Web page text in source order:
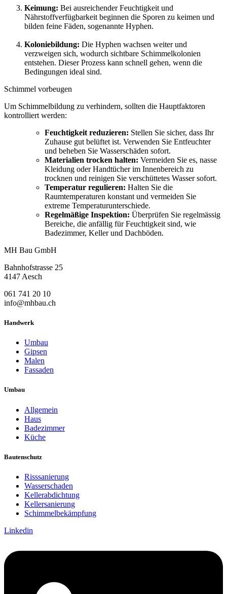
Keimung: Bei ausreichender Feuchtigkeit und
Nährstoffverfügbarkeit beginnen die Sporen zu keimen und
bilden feine Fäden, sogenannte Hyphen.
Koloniebildung: Die Hyphen wachsen weiter und
verzweigen sich, wodurch sichtbare Schimmelkolonien
entstehen. Dieser Prozess kann schnell gehen, wenn die
Bedingungen ideal sind.
Schimmel vorbeugen
Um Schimmelbildung zu verhindern, sollten die Hauptfaktoren
kontrolliert werden:
Feuchtigkeit reduzieren: Stellen Sie sicher, dass Ihr
Zuhause gut belüftet ist. Verwenden Sie Entfeuchter
und beheben Sie Wasserschäden sofort.
Materialien trocken halten: Vermeiden Sie es, nasse
Kleidung oder Handtücher im Innenbereich zu
trocknen und reinigen Sie verschüttetes Wasser sofort.
Temperatur regulieren: Halten Sie die
Raumtemperaturen konstant und vermeiden Sie
extreme Temperaturunterschiede.
Regelmäßige Inspektion: Überprüfen Sie regelmässig
Bereiche, die anfällig für Feuchtigkeit sind, wie
Badezimmer, Keller und Dachböden.
MH Bau GmbH
Bahnhofstrasse 25
4147 Aesch
061 741 20 10
info@mhbau.ch
Handwerk
Umbau
Gipsen
Malen
Fassaden
Umbau
Allgemein
Haus
Badezimmer
Küche
Bautenschutz
Risssanierung
Wasserschaden
Kellerabdichtung
Kellersanierung
Schimmelbekämpfung
Linkedin